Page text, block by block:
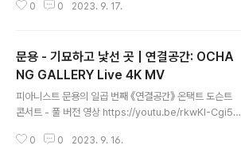
포티파이 https://bit.ly/3sQ5K6t 애플뮤직 작곡・편
김문용 연출・의상 및 홍보 - 장초영(TAra) 보조 스태프 -
임미영 영상 - 유영균(STUDIO2F) 촬영 - 유영균, 서두리
음향 - 곽동준(K-SOUND) 음향 조감독 - 남동훈 협력 -
김세은 학예연구사, 양수영 코디네이터 [ 전시 ] 《환경을 위
한 디자인 행동주의》 주최·주관 - 문타라엔터테인먼트 | 협
력 - 청주시, ..
0 0 2023. 9. 17.
문용 - 기묘하고 낯선 곳 | 연결공간: OCHA
NG GALLERY Live 4K MV
피아니스트 문용의 일곱 번째 《연결공간》 온택트 도슨트
콘서트 - 풀 버전 영상 https://youtu.be/rkwKI-Cgi5Q
포티파이 https://bit.ly/3sQ5K6t 애플뮤직 작곡・편
0 0 2023. 9. 16.